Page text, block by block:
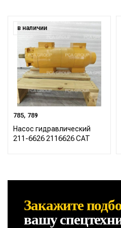
в наличии
785, 789
Насос гидравлический
211-6626 2116626 CAT
Закажите
вашу